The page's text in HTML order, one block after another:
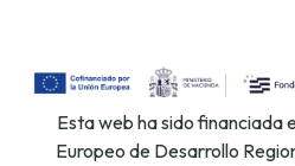
Esta web ha sido financiada
Europeo de Desarrollo